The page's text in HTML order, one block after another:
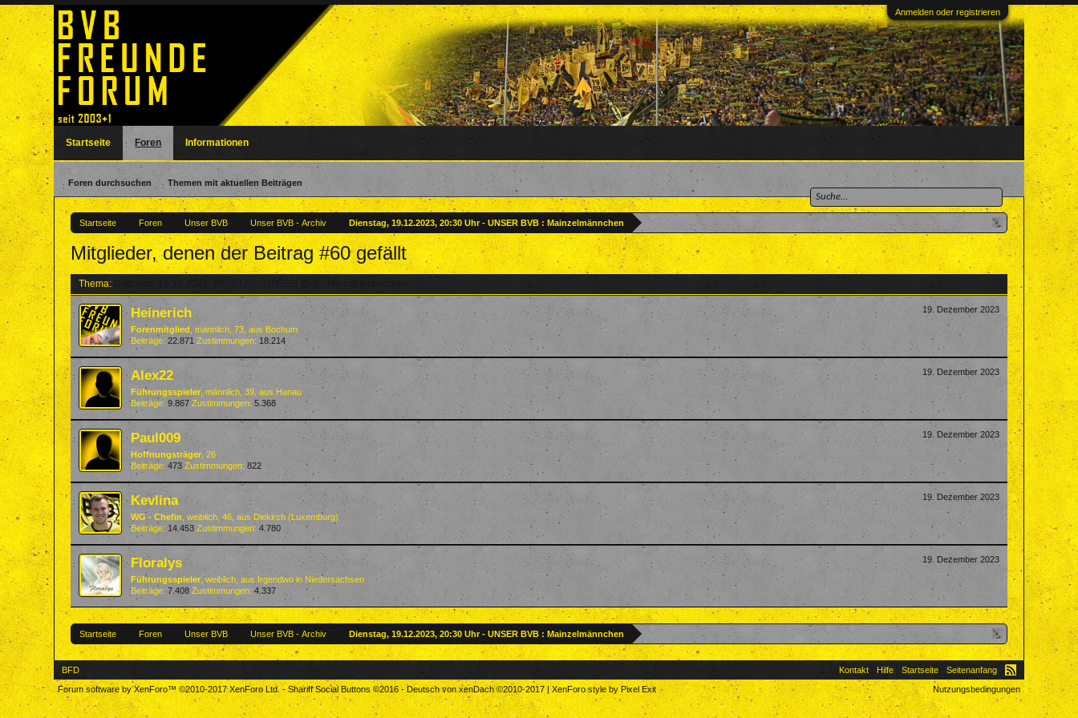
Anmelden oder registrieren
Startseite Foren Unser BVB Unser BVB - Archiv Dienstag, 19.12.2023, 20:30 Uhr - UNSER BVB : Mainzelmännchen
Mitglieder, denen der Beitrag #60 gefällt
Thema:
19. Dezember 2023
Heinerich
Forenmitglied , männlich, 73,aus Bochum
Beiträge: 22.871 Zustimmungen: 18.214
19. Dezember 2023
Alex22
Führungsspieler , männlich, 39,aus Hanau
Beiträge: 9.867 Zustimmungen: 5.368
19. Dezember 2023
Paul009
Hoffnungsträger , 26
Beiträge: 473 Zustimmungen: 822
19. Dezember 2023
Kevlina
WG - Chefin , weiblich, 46,aus Diekirch (Luxemburg)
Beiträge: 14.453 Zustimmungen: 4.780
19. Dezember 2023
Floralys
Führungsspieler , weiblich,aus Irgendwo in Niedersachsen
Beiträge: 7.408 Zustimmungen: 4.337
Startseite Foren Unser BVB Unser BVB - Archiv Dienstag, 19.12.2023, 20:30 Uhr - UNSER BVB : Mainzelmännchen
Startseite Foren
Foren durchsuchen Themen mit aktuellen Beiträgen
Informationen
BFD Kontakt Hilfe Startseite
Seitenanfang
Nutzungsbedingungen
Forum software by XenForo™©2010-2017 XenForo Ltd.-Shariff Social Buttons©2016 -Deutsch von xenDach©2010-2017 | XenForo style by Pixel Exit